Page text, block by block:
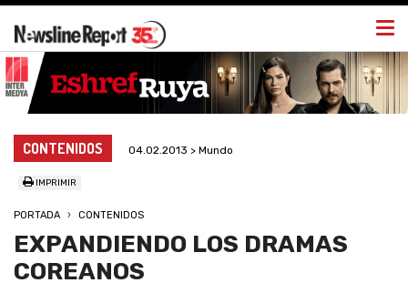
CONTENIDOS 04.02.2013 > Mundo
IMPRIMIR
PORTADA CONTENIDOS
EXPANDIENDO LOS DRAMAS
COREANOS